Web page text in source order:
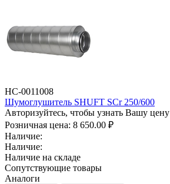
НС-0011008
Шумоглушитель SHUFT SCr 250/600
Авторизуйтесь, чтобы узнать Вашу цену
Розничная цена: 8 650.00 ₽
Наличие:
Наличие:
Наличие на складе
Сопутствующие товары
Аналоги